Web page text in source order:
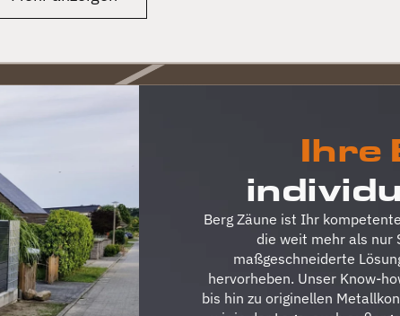
Ihre
Berg Zäune ist Ihr
die weit mehr als nur
maßgeschneiderte
hervorheben. Unser Know-
bis hin zu originellen